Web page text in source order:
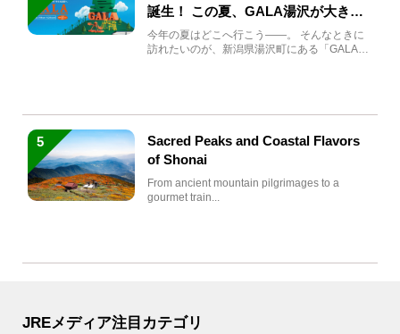
誕生！ この夏、GALA湯沢が大きく
生まれ変わる
今年の夏はどこへ行こう――。 そんなときに
訪れたいのが、新潟県湯沢町にある「GALA湯
5
Sacred Peaks and Coastal Flavors
of Shonai
From ancient mountain pilgrimages to a
gourmet train...
JREメディア注目カテゴリ